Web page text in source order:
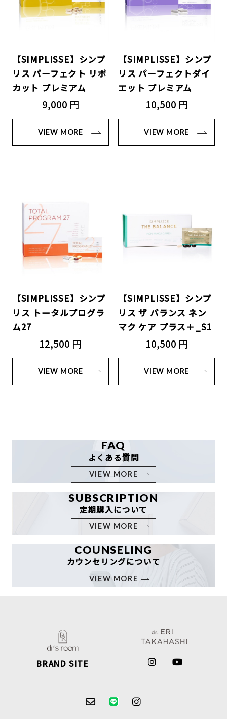
【SIMPLISSE】シンプ
リス パーフェクト リポ
カット プレミアム
9,000 円
VIEW MORE
【SIMPLISSE】シンプ
リス パーフェクトダイ
エット プレミアム
10,500 円
VIEW MORE
【SIMPLISSE】シンプ
リス トータルプログラ
ム27
12,500 円
VIEW MORE
【SIMPLISSE】シンプ
リス ザ バランス ネン
マク ケア プラス＋_S1
10,500 円
VIEW MORE
FAQ
よくある質問
VIEW MORE
SUBSCRIPTION
定期購入について
VIEW MORE
COUNSELING
カウンセリングについて
VIEW MORE
BRAND SITE